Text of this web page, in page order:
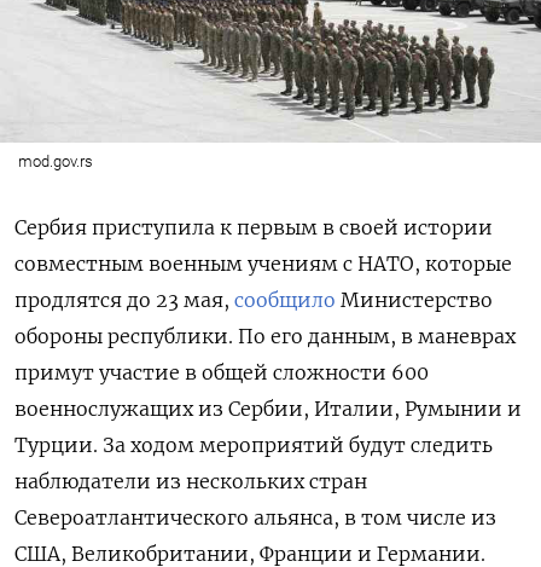
mod.gov.rs
Сербия приступила к первым в своей истории
совместным военным учениям с НАТО, которые
продлятся до 23 мая, сообщило Министерство
обороны республики. По его данным, в маневрах
примут участие в общей сложности 600
военнослужащих из Сербии, Италии, Румынии и
Турции. За ходом мероприятий будут следить
наблюдатели из нескольких стран
Североатлантического альянса, в том числе из
США, Великобритании, Франции и Германии.